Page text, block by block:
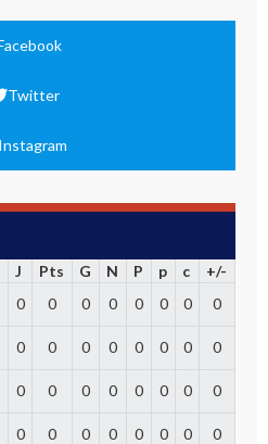
Twitter
Instagram
J Pts G N P p c
+/-
0 0 0 0 0 0 0 0
0 0 0 0 0 0 0 0
0 0 0 0 0 0 0 0
0 0 0 0 0 0 0 0